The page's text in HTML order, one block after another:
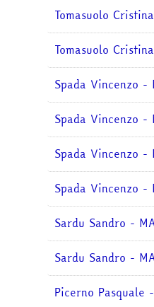
Tomasuolo
Tomasuolo
Spada Vincenzo -
Spada Vincenzo -
Spada Vincenzo -
Spada Vincenzo -
Sardu Sandro -
Sardu Sandro -
Picerno Pasquale